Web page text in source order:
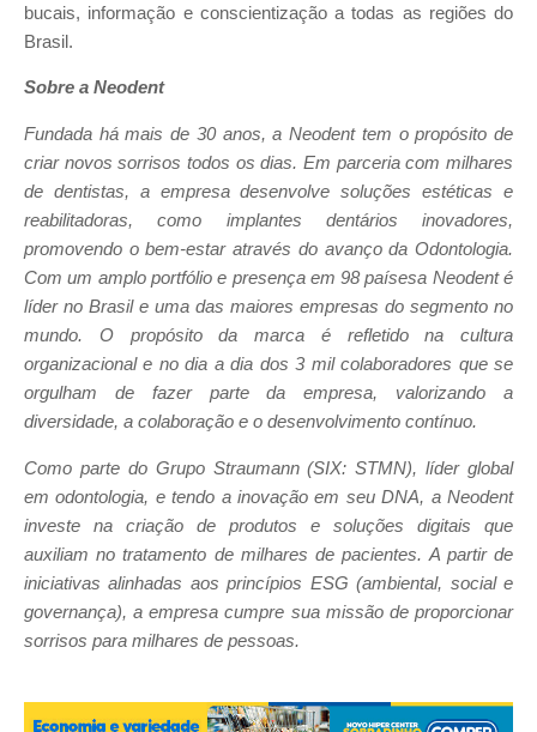
bucais, informação e conscientização a todas as regiões do
Brasil.
Sobre a Neodent
Fundada há mais de 30 anos, a Neodent tem o propósito de
criar novos sorrisos todos os dias. Em parceria com milhares
de dentistas, a empresa desenvolve soluções estéticas e
reabilitadoras, como implantes dentários inovadores,
promovendo o bem-estar através do avanço da Odontologia.
Com um amplo portfólio e presença em 98 paísesa Neodent é
líder no Brasil e uma das maiores empresas do segmento no
mundo. O propósito da marca é refletido na cultura
organizacional e no dia a dia dos 3 mil colaboradores que se
orgulham de fazer parte da empresa, valorizando a
diversidade, a colaboração e o desenvolvimento contínuo.
Como parte do Grupo Straumann (SIX: STMN), líder global
em odontologia, e tendo a inovação em seu DNA, a Neodent
investe na criação de produtos e soluções digitais que
auxiliam no tratamento de milhares de pacientes. A partir de
iniciativas alinhadas aos princípios ESG (ambiental, social e
governança), a empresa cumpre sua missão de proporcionar
sorrisos para milhares de pessoas.